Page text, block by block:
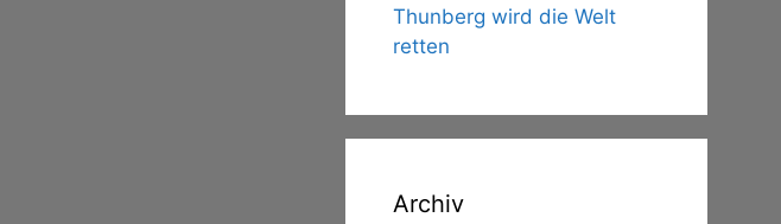
Thunberg wird die Welt
retten
Archiv